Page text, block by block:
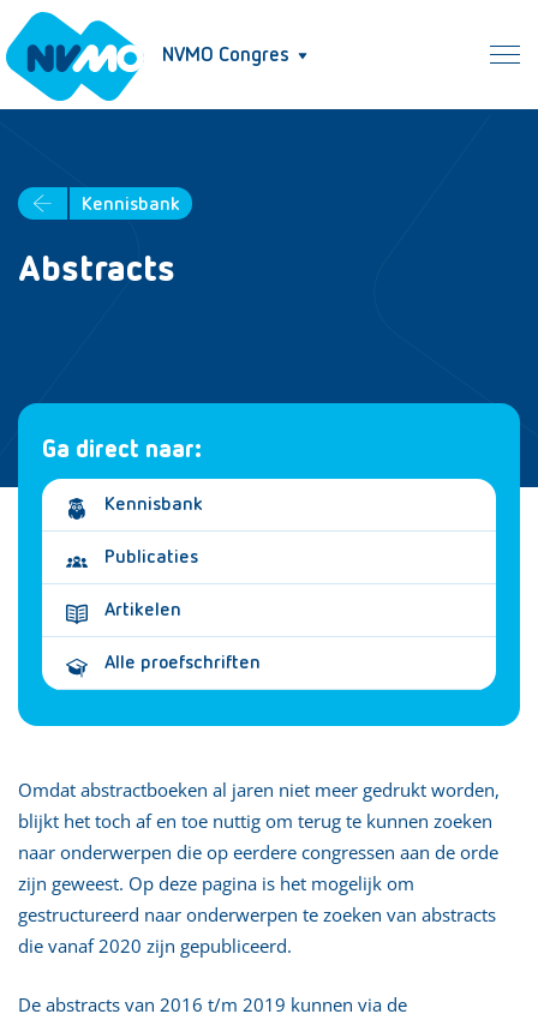
NVMO Congres
Kennisbank
Abstracts
Ga direct naar:
Kennisbank
Publicaties
Artikelen
Alle proefschriften
Omdat abstractboeken al jaren niet meer gedrukt worden,
blijkt het toch af en toe nuttig om terug te kunnen zoeken
naar onderwerpen die op eerdere congressen aan de orde
zijn geweest. Op deze pagina is het mogelijk om
gestructureerd naar onderwerpen te zoeken van abstracts
die vanaf 2020 zijn gepubliceerd.
De abstracts van 2016 t/m 2019 kunnen via de